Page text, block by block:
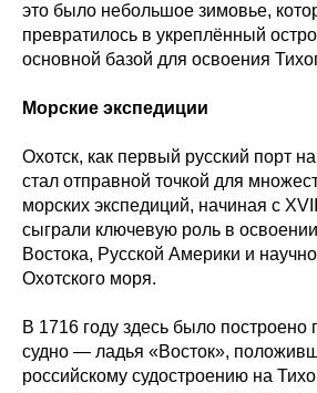
это было небольшое зимовье,
превратилось в укреплённый
основной базой для освоения
Морские экспедиции
Охотск, как первый русский порт
стал отправной точкой для
морских экспедиций, начиная с
сыграли ключевую роль в
Востока, Русской Америки и
Охотского моря.
В 1716 году здесь было построено
судно — ладья «Восток»,
российскому судостроению на